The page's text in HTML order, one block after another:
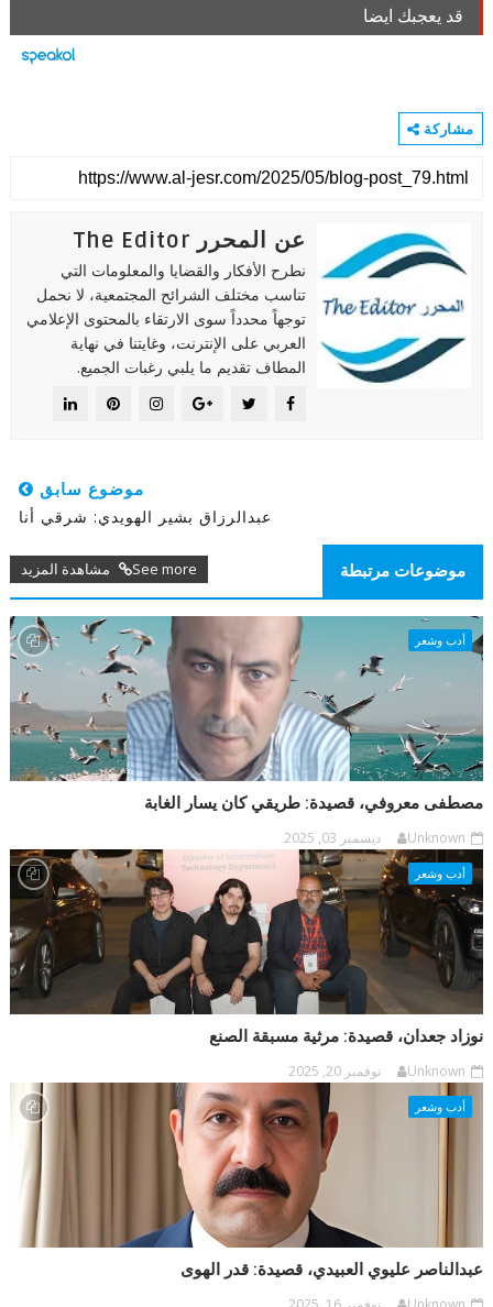
قد يعجبك ايضا
مشاركة
عن المحرر The Editor
نطرح الأفكار والقضايا والمعلومات التي
تناسب مختلف الشرائح المجتمعية، لا نحمل
توجهاً محدداً سوى الارتقاء بالمحتوى الإعلامي
العربي على الإنترنت، وغايتنا في نهاية
المطاف تقديم ما يلبي رغبات الجميع.
موضوع سابق
عبدالرزاق بشير الهويدي: شرقي أنا
موضوعات مرتبطة See more مشاهدة المزيد
أدب وشعر
مصطفى معروفي، قصيدة: طريقي كان يسار الغابة
Unknown ديسمبر 03, 2025
أدب وشعر
نوزاد جعدان، قصيدة: مرثية مسبقة الصنع
Unknown نوفمبر 20, 2025
أدب وشعر
عبدالناصر عليوي العبيدي، قصيدة: قدر الهوى